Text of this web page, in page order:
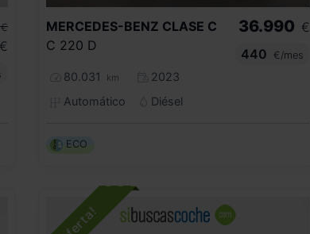
€
€
MERCEDES-BENZ CLASE C
C 220 D
80.031 km
2023
Automático
Diésel
36.990 €
440
€/mes
ECO